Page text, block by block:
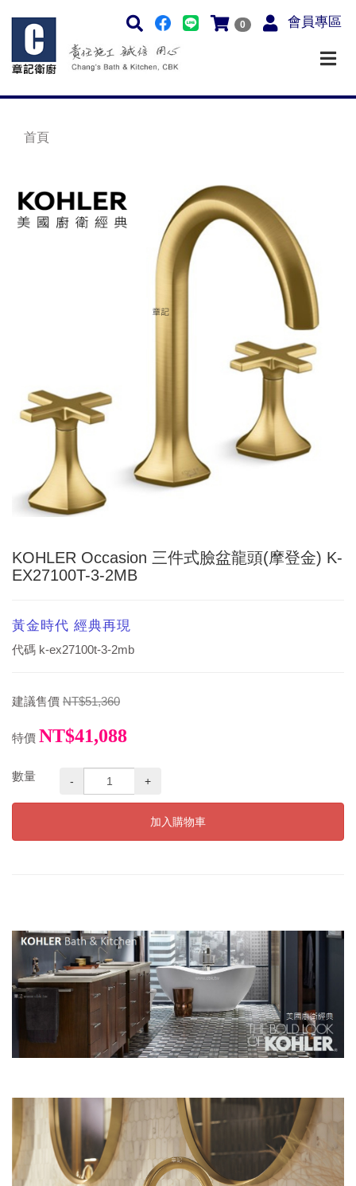
0 會員專區
首頁
KOHLER Occasion 三件式臉盆龍頭(摩登金) K-
EX27100T-3-2MB
黃金時代 經典再現
代碼 k-ex27100t-3-2mb
建議售價 NT$51,360
特價 NT$41,088
數量 - +
加入購物車